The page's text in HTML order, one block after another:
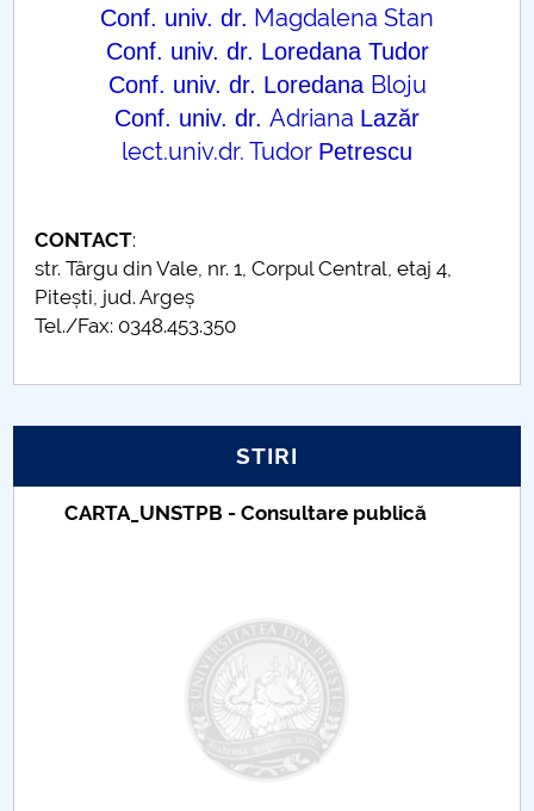
Români de pretutindeni - ADMITERE
Ghiduri pentru STUDENȚI
Relații Publice
Relații Internaționale
UNIVERSITATE pentru comunitate
IOSUD/CSUD-Doctorate
Comisie de etica unversitară
Conf. univ. dr. Magdalena Stan
Conf. univ. dr. Loredana Tudor
Conf. univ. dr. Loredana Bloju
Conf. univ. dr. Adriana Lazăr
lect.univ.dr. Tudor Petrescu
CONTACT:
str. Târgu din Vale, nr. 1, Corpul Central, etaj 4,
Pitești, jud. Argeș
Tel./Fax: 0348.453.350
STIRI
CARTA_UNSTPB - Consultare publică